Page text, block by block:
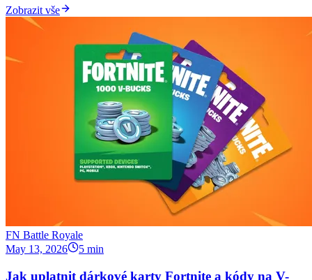
Zobrazit vše
FN Battle Royale
May 13, 2026
5 min
Jak uplatnit dárkové karty Fortnite a kódy na V-